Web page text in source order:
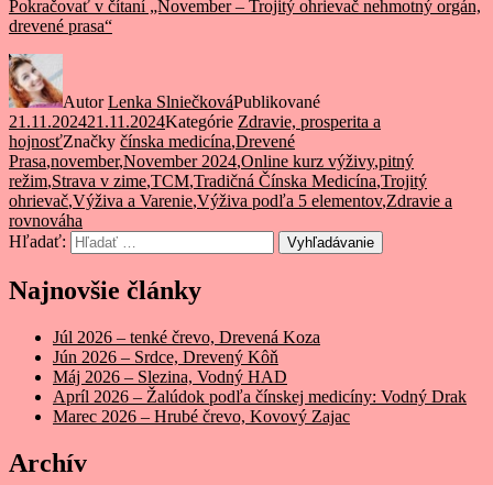
Pokračovať v čítaní „November – Trojitý ohrievač nehmotný orgán,
drevené prasa“
AutorLenka SlniečkováPublikované
21.11.202421.11.2024Kategórie Zdravie, prosperita a
hojnosťZnačky čínska medicína,Drevené
Prasa,november,November 2024,Online kurz výživy,pitný
režim,Strava v zime,TCM,Tradičná Čínska Medicína,Trojitý
ohrievač,Výživa a Varenie,Výživa podľa 5 elementov,Zdravie a
rovnováha
Hľadať:
Vyhľadávanie
Najnovšie články
Júl 2026 – tenké črevo, Drevená Koza
Jún 2026 – Srdce, Drevený Kôň
Máj 2026 – Slezina, Vodný HAD
Apríl 2026 – Žalúdok podľa čínskej medicíny: Vodný Drak
Marec 2026 – Hrubé črevo, Kovový Zajac
Archív